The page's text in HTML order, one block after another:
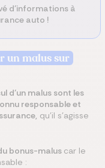
d’informations à
auto !
un malus sur
d’un malus sont les
responsable et
qu’il s’agisse
bonus-malus car le
: